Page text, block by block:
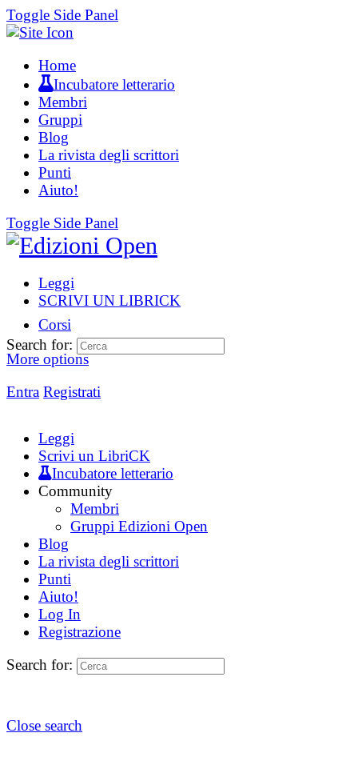
Toggle Side Panel
Home
Incubatore letterario
Membri
Gruppi
Blog
La rivista degli scrittori
Punti
Aiuto!
Toggle Side Panel
Leggi
SCRIVI UN LIBRICK
Corsi
More options
Entra Registrati
Search for:
Leggi
Scrivi un LibriCK
Incubatore letterario
Community
Membri
Gruppi Edizioni Open
Blog
La rivista degli scrittori
Punti
Aiuto!
Log In
Registrazione
Search for:
Close search